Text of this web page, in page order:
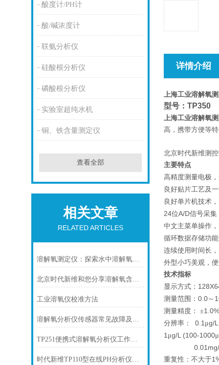
酸度计/PH计
酸/碱浓度计
联氨分析仪
硅酸根分析仪
磷酸根分析仪
实验室超纯水机
铜、铁含量测定仪
查看全部
相关文章
RELATED ARTICLES
溶解氧测定仪：探索水中溶解氧的奥秘​
北京时代新维和您分享溶解氧含量的影响因素有哪些
工业溶氧仪校准方法
溶解氧分析仪传感器常见故障及处理方法？
TP251便携式溶解氧分析仪工作原理
时代新维TP110型在线PH分析仪的工作原理
详情介绍
上海工业溶解氧
型号： TP350
上海工业溶解氧
高，携带方便等
北京时代新维测
主要特点
高精度测量电极
良好贴片工艺及
良好单片机技术
24位A/D信号采集
中文主菜单操作
循环数据存储功
连续使用时间长
外型小巧美观，
技术指标
显示方式：
测量范围： 0.0～
测量精度： ±
分辨率： 0.1 μg/
1 μg/L (100-1000μ
重复性：不大于